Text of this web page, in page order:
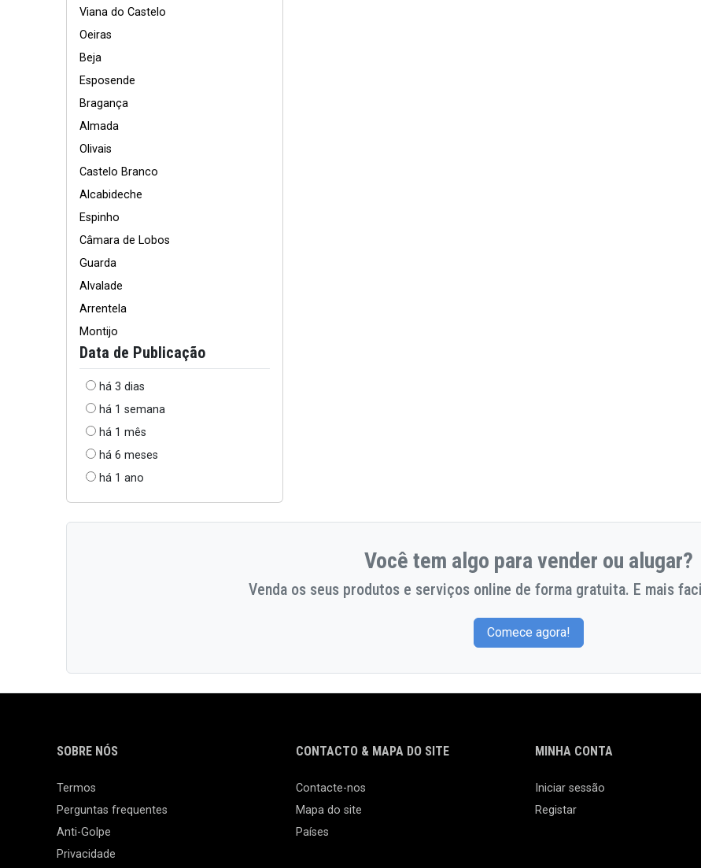
Viana do Castelo
Oeiras
Beja
Esposende
Bragança
Almada
Olivais
Castelo Branco
Alcabideche
Espinho
Câmara de Lobos
Guarda
Alvalade
Arrentela
Montijo
Data de Publicação
há 3 dias
há 1 semana
há 1 mês
há 6 meses
há 1 ano
Você tem algo para vender ou alugar?
Venda os seus produtos e serviços online de forma gratuita. E mais
Comece agora!
SOBRE NÓS
Termos
Perguntas frequentes
Anti-Golpe
Privacidade
CONTACTO & MAPA DO SITE
Contacte-nos
Mapa do site
Países
MINHA CONTA
Iniciar sessão
Registar